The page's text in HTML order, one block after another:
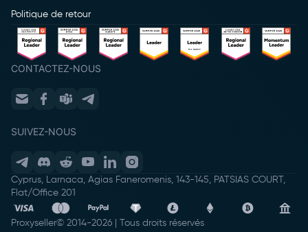
Politique de retour
CONTACTEZ-NOUS
SUIVEZ-NOUS
Cyprus, Larnaca, Agias Faneromenis, 143-145, PATSIAS COURT,
Flat/Office 201
Proxyseller© 2014-2026 Tous droits réservés